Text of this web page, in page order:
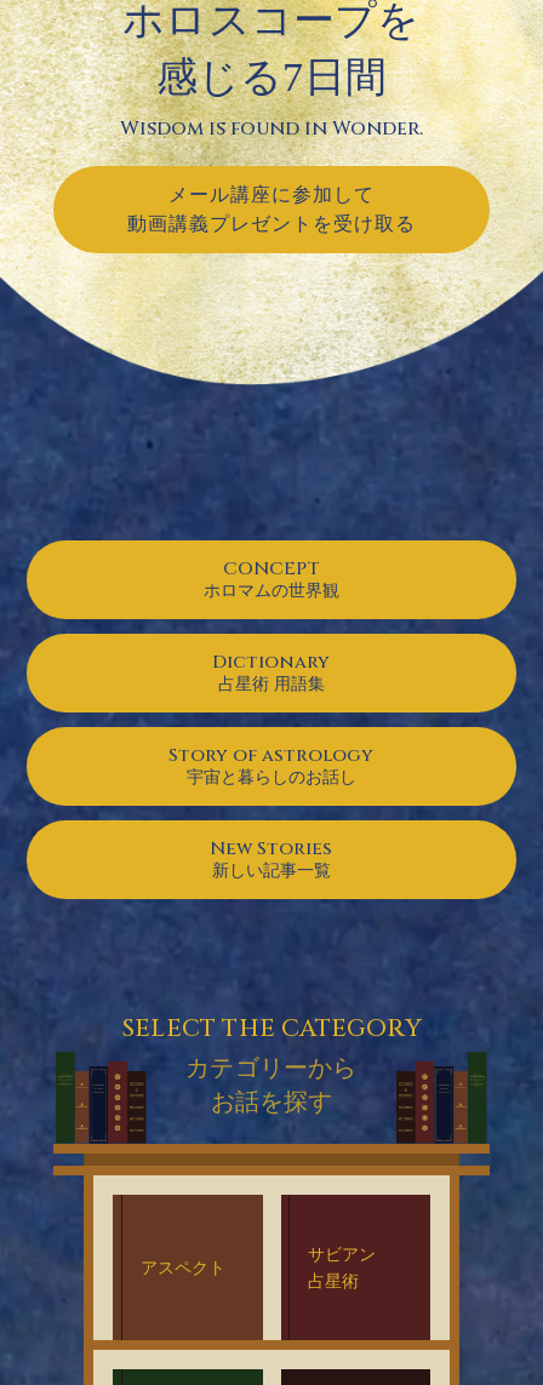
ホロスコープを
感じる7日間
Wisdom is found in Wonder.
メール講座に参加して
動画講義プレゼントを受け取る
CONCEPT
ホロマムの世界観
Dictionary
占星術 用語集
Story of astrology
宇宙と暮らしのお話し
New Stories
新しい記事一覧
SELECT THE CATEGORY
カテゴリーから
お話を探す
アスペクト
サビアン
占星術